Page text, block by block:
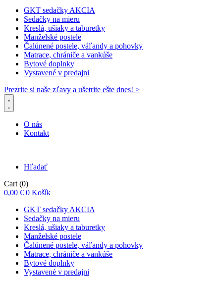
GKT sedačky AKCIA
Sedačky na mieru
Kreslá, ušiaky a taburetky
Manželské postele
Čalúnené postele, váľandy a pohovky
Matrace, chrániče a vankúše
Bytové doplnky
Vystavené v predajni
Prezrite si naše zľavy a ušetrite ešte dnes! >​
O nás
Kontakt
Hľadať
Cart (0)
0,00 € 0 Košík
GKT sedačky AKCIA
Sedačky na mieru
Kreslá, ušiaky a taburetky
Manželské postele
Čalúnené postele, váľandy a pohovky
Matrace, chrániče a vankúše
Bytové doplnky
Vystavené v predajni